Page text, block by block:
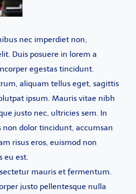
nec imperdiet non,
Duis posuere in lorem a
egestas tincidunt.
aliquam tellus eget, sagittis
ipsum. Mauris vitae nibh
justo nec, ultricies sem. In
non dolor tincidunt, accumsan
risus eros, euismod non
eu est.
mauris et fermentum.
justo pellentesque nulla